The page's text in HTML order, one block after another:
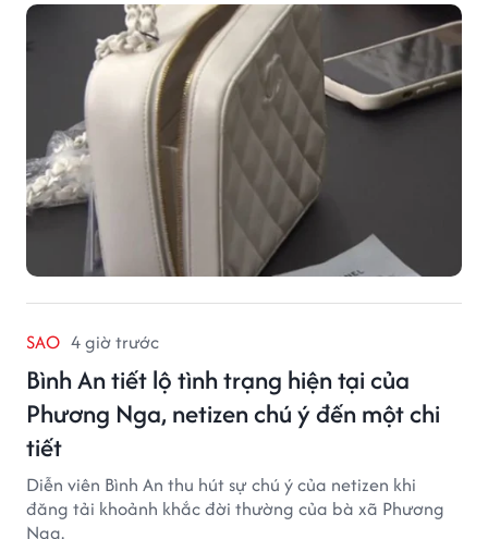
SAO 4 giờ trước
Bình An tiết lộ tình trạng hiện tại của
Phương Nga, netizen chú ý đến một chi
tiết
Diễn viên Bình An thu hút sự chú ý của netizen khi
đăng tải khoảnh khắc đời thường của bà xã Phương
Nga.